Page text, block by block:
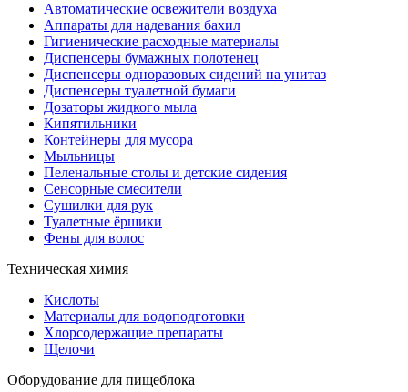
Автоматические освежители воздуха
Аппараты для надевания бахил
Гигиенические расходные материалы
Диспенсеры бумажных полотенец
Диспенсеры одноразовых сидений на унитаз
Диспенсеры туалетной бумаги
Дозаторы жидкого мыла
Кипятильники
Контейнеры для мусора
Мыльницы
Пеленальные столы и детские сидения
Сенсорные смесители
Сушилки для рук
Туалетные ёршики
Фены для волос
Техническая химия
Кислоты
Материалы для водоподготовки
Хлорсодержащие препараты
Щелочи
Оборудование для пищеблока